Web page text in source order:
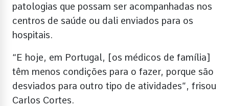
patologias que possam ser acompanhadas nos
centros de saúde ou dali enviados para os
hospitais.
“E hoje, em Portugal, [os médicos de família]
têm menos condições para o fazer, porque são
desviados para outro tipo de atividades”, frisou
Carlos Cortes.